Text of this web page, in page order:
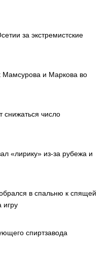
за экстремистские
Мамсурова и Маркова во
число
«лирику» из-за рубежа и
в спальню к спящей
игру
спиртзавода